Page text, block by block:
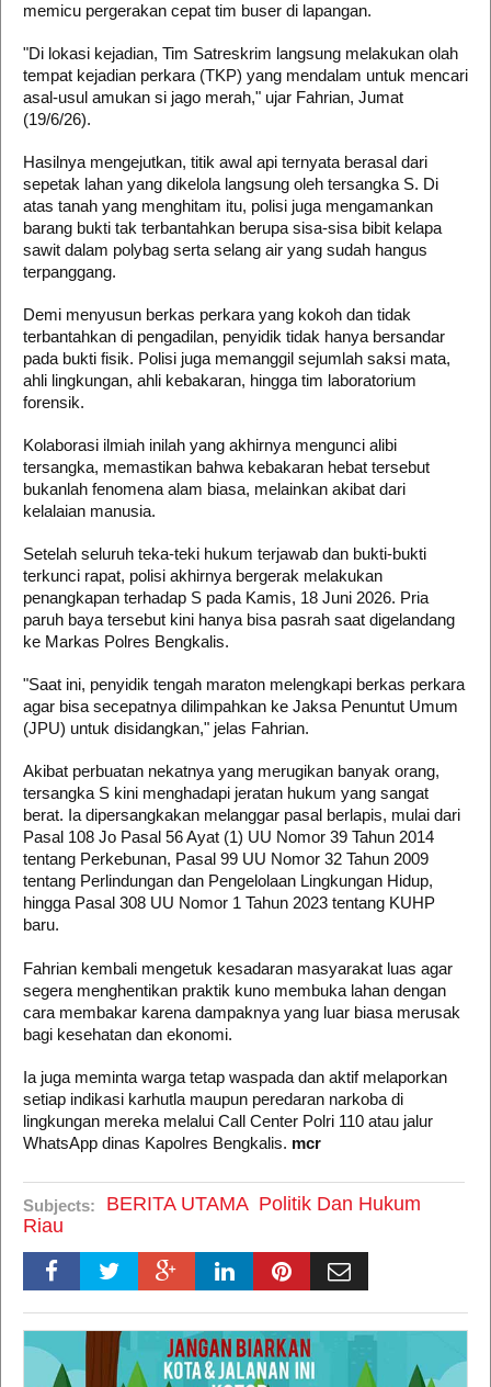
memicu pergerakan cepat tim buser di lapangan.
"Di lokasi kejadian, Tim Satreskrim langsung melakukan olah
tempat kejadian perkara (TKP) yang mendalam untuk mencari
asal-usul amukan si jago merah," ujar Fahrian, Jumat
(19/6/26).
Hasilnya mengejutkan, titik awal api ternyata berasal dari
sepetak lahan yang dikelola langsung oleh tersangka S. Di
atas tanah yang menghitam itu, polisi juga mengamankan
barang bukti tak terbantahkan berupa sisa-sisa bibit kelapa
sawit dalam polybag serta selang air yang sudah hangus
terpanggang.
Demi menyusun berkas perkara yang kokoh dan tidak
terbantahkan di pengadilan, penyidik tidak hanya bersandar
pada bukti fisik. Polisi juga memanggil sejumlah saksi mata,
ahli lingkungan, ahli kebakaran, hingga tim laboratorium
forensik.
Kolaborasi ilmiah inilah yang akhirnya mengunci alibi
tersangka, memastikan bahwa kebakaran hebat tersebut
bukanlah fenomena alam biasa, melainkan akibat dari
kelalaian manusia.
Setelah seluruh teka-teki hukum terjawab dan bukti-bukti
terkunci rapat, polisi akhirnya bergerak melakukan
penangkapan terhadap S pada Kamis, 18 Juni 2026. Pria
paruh baya tersebut kini hanya bisa pasrah saat digelandang
ke Markas Polres Bengkalis.
"Saat ini, penyidik tengah maraton melengkapi berkas perkara
agar bisa secepatnya dilimpahkan ke Jaksa Penuntut Umum
(JPU) untuk disidangkan," jelas Fahrian.
Akibat perbuatan nekatnya yang merugikan banyak orang,
tersangka S kini menghadapi jeratan hukum yang sangat
berat. Ia dipersangkakan melanggar pasal berlapis, mulai dari
Pasal 108 Jo Pasal 56 Ayat (1) UU Nomor 39 Tahun 2014
tentang Perkebunan, Pasal 99 UU Nomor 32 Tahun 2009
tentang Perlindungan dan Pengelolaan Lingkungan Hidup,
hingga Pasal 308 UU Nomor 1 Tahun 2023 tentang KUHP
baru.
Fahrian kembali mengetuk kesadaran masyarakat luas agar
segera menghentikan praktik kuno membuka lahan dengan
cara membakar karena dampaknya yang luar biasa merusak
bagi kesehatan dan ekonomi.
Ia juga meminta warga tetap waspada dan aktif melaporkan
setiap indikasi karhutla maupun peredaran narkoba di
lingkungan mereka melalui Call Center Polri 110 atau jalur
WhatsApp dinas Kapolres Bengkalis. mcr
Subjects: BERITA UTAMA Politik Dan Hukum
Riau